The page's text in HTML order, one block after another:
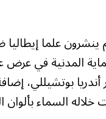
علما
المدنية في عرض
أندريا بوتشيللي،
خلاله السماء